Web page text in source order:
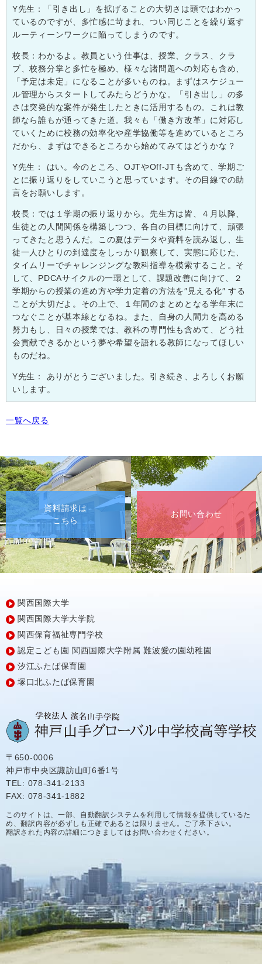
Y先生：「引き出し」を拡げることの大切さは頭ではわかっ
ているのですが、多忙感に苛まれ、つい同じことを繰り返す
ルーティーンワークに陥ってしまうのです。
校長：わかるよ。教員という仕事は、授業、クラス、クラ
ブ、校務分掌と多忙を極め、様々な諸問題への対応も含め、
「予定は未定」になることが多いものね。まずはスケジュー
ル管理からスタートしてみたらどうかな。「引き出し」の多
さは突発的な案件が発生したときに活用するもの。これは教
師なら誰もが通ってきた道。我々も「働き方改革」に対応し
ていくために校務の効率化や産学協働等を進めているところ
だから、まずはできるところから始めてみてはどうかな？
Y先生： はい。今のところ、 OJTやOff-JTも含めて、学期ご
とに振り返りをしていこうと思っています。その目線での助
言をお願いします。
校長：では１学期の振り返りから。先生方は皆、４月以降、
生徒との人間関係を構築しつつ、各自の目標に向けて、頑張
ってきたと思うんだ。この夏はデータや資料を読み返し、生
徒一人ひとりの到達度をしっかり観察して、実態に応じた、
タイムリーでチャレンジングな教科指導を模索すること。そ
して、 PDCAサイクルの一環として、課題改善に向けて、２
学期からの授業の進め方や学力定着の方法を″見える化″ する
ことが大切だよ。その上で、１年間のまとめとなる学年末に
つなぐことが基本線となるね。また、自身の人間力を高める
努力もし、日々の授業では、教科の専門性も含めて、どう社
会貢献できるかという夢や希望を語れる教師になってほしい
ものだね。
Y先生：
ありがとうございました。引き続き、よろしくお願
いします。
一覧へ戻る
資料請求は
こちら
お問い合わせ
関西国際大学
関西国際大学大学院
関西保育福祉専門学校
認定こども園 関西国際大学附属 難波愛の園幼稚園
汐江ふたば保育園
塚口北ふたば保育園
〒650-0006
神戸市中央区諏訪山町6番1号
TEL: 078-341-2133
FAX: 078-341-1882
このサイトは、一部、自動翻訳システムを利用して情報を提供しているた
め、翻訳内容が必ずしも正確であるとは限りません。ご了承下さい。
翻訳された内容の詳細につきましてはお問い合わせください。